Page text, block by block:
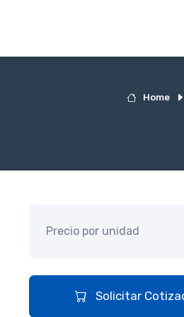
Home
Precio por unidad
Solicitar